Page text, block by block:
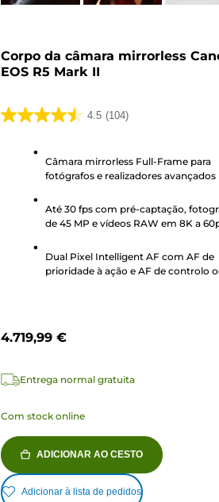
Corpo da câmara mirrorless
EOS R5 Mark II
4.5 (104)
4.5
estrelas.
análises
Câmara mirrorless Full-Frame para
fotógrafos e realizadores avançados
Até 30 fps com pré-captação,
de 45 MP e vídeos RAW em 8K a
Dual Pixel Intelligent AF com AF de
prioridade à ação e AF de controlo
4.719,99 €
Entrega normal gratuita
Com stock online
ADICIONAR AO CESTO
Adicionar à lista de pedidos